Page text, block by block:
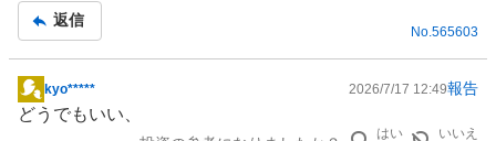
返信
No. 565603
掲
示
kyo***** 2026/7/17 12:49報告
どうでもいい、
はい いいえ